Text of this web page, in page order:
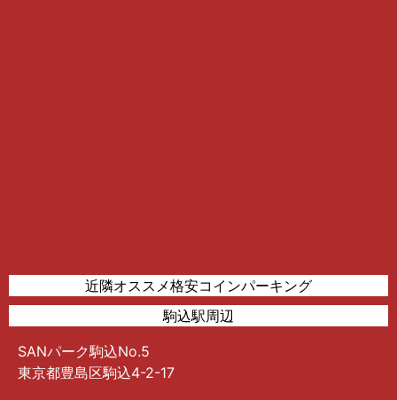
近隣オススメ格安コインパーキング
駒込駅周辺
SANパーク駒込No.5
東京都豊島区駒込4-2-17